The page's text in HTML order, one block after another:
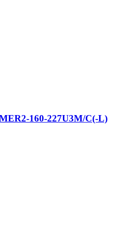
160-227U3M/C(-L)